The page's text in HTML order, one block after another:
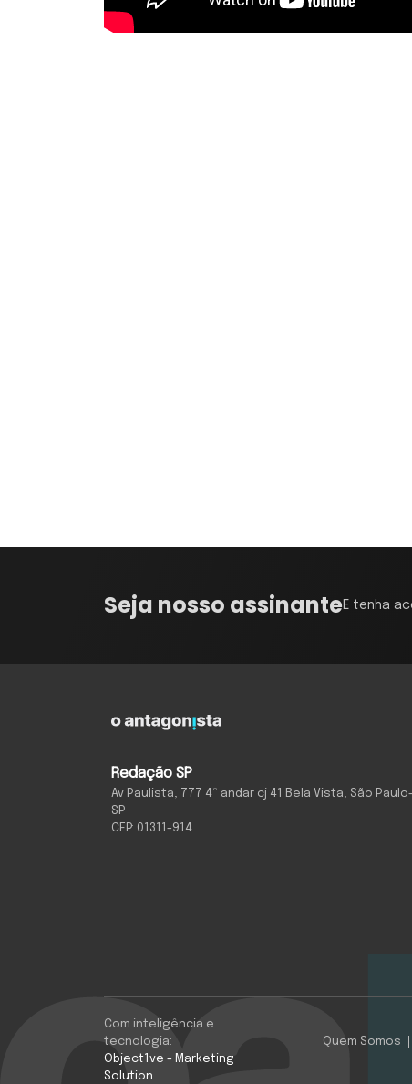
Seja nosso assinanteE tenha
Redação SP
Av Paulista, 777 4º andar cj 41 Bela Vista, São Paulo-
SP
CEP: 01311-914
Com inteligência e
tecnologia:
Object1ve - Marketing
Solution
Quem Somos